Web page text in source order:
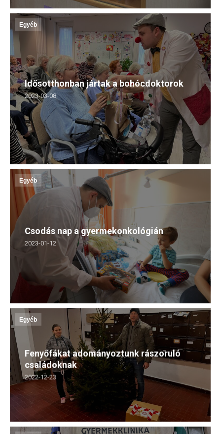
Egyéb
Idősotthonban jártak a bohócdoktorok
2023-03-08
Egyéb
Csodás nap a gyermekonkológián
2023-01-12
Egyéb
Fenyőfákat adományoztunk rászoruló
családoknak
2022-12-23